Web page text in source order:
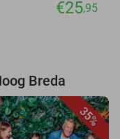
€25,95
Breda
35%